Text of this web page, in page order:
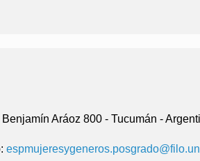
Aráoz 800 - Tucumán -
: